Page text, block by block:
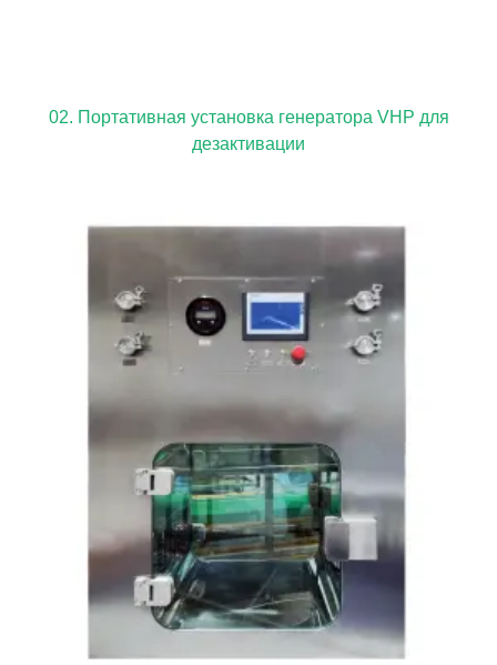
02. Портативная установка генератора VHP для
дезактивации